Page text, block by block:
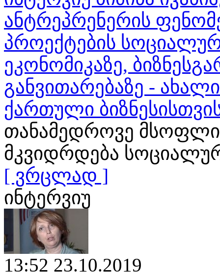
ანტრეპრენერის
პროექტების
ეკონომიკაზე,
განვითარებაზე -
ქართული
თანამედროვე
მკვიდრდება
[ ვრცლად ]
ინტერვიუ
13:52 23.10.2019